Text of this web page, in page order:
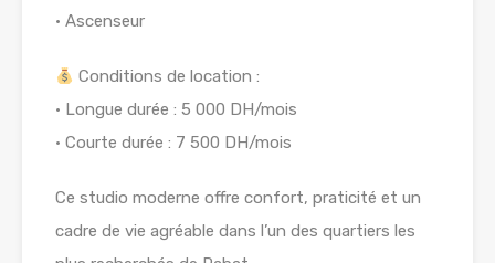
• Ascenseur
Conditions de location :
• Longue durée : 5 000 DH/mois
• Courte durée : 7 500 DH/mois
Ce studio moderne offre confort, praticité et un
cadre de vie agréable dans l’un des quartiers les